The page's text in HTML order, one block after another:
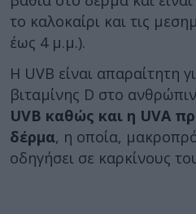
το καλοκαίρι και τις
έως 4 μ.μ.).
Η UVB είναι απαραίτητη
βιταμίνης D στο
UVB καθώς και η UVA
δέρμα, η οποία,
οδηγήσει σε καρκίνους